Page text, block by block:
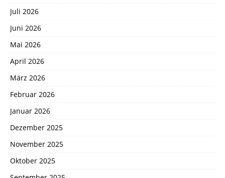
Juli 2026
Juni 2026
Mai 2026
April 2026
März 2026
Februar 2026
Januar 2026
Dezember 2025
November 2025
Oktober 2025